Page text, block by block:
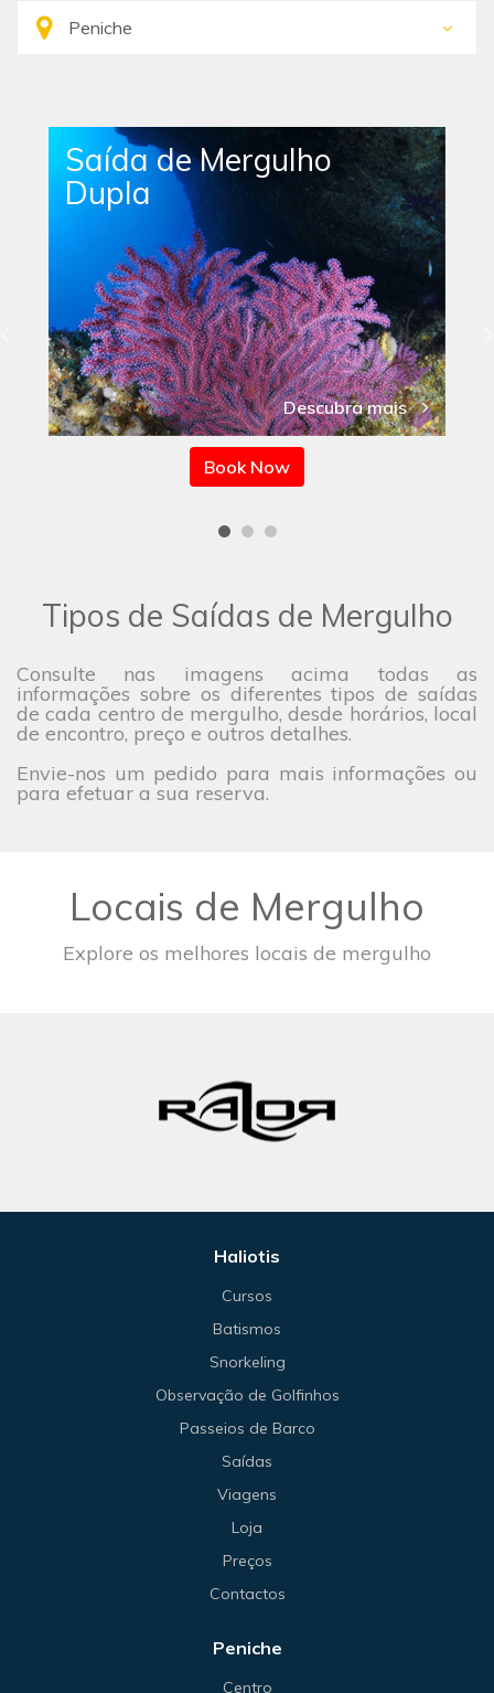
Saída de Mergulho
Dupla
Descubra mais
Book Now
Tipos de Saídas de Mergulho
Consulte nas imagens acima todas as
informações sobre os diferentes tipos de saídas
de cada centro de mergulho, desde horários, local
de encontro, preço e outros detalhes.
Envie-nos um pedido para mais informações ou
para efetuar a sua reserva.
Locais de Mergulho
Explore os melhores locais de mergulho
Haliotis
Cursos
Batismos
Snorkeling
Observação de Golfinhos
Passeios de Barco
Saídas
Viagens
Loja
Preços
Contactos
Peniche
Centro